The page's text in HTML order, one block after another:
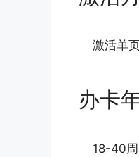
激活单
办卡
18-40